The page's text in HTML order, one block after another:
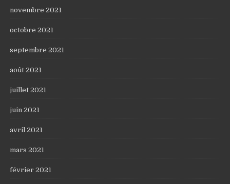
novembre 2021
octobre 2021
septembre 2021
août 2021
juillet 2021
juin 2021
avril 2021
mars 2021
février 2021